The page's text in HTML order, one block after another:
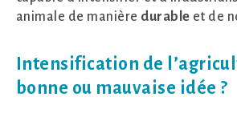
animale de manière durable et de
Intensification de
bonne ou mauvaise idée ?